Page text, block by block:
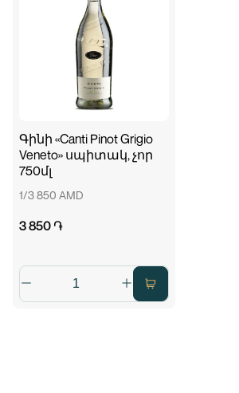
Գինի «Canti Pinot Grigio
Veneto» սպիտակ, չոր
750մլ
1/3 850 AMD
3 850 ֏